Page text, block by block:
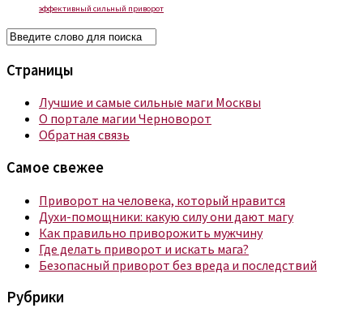
эффективный сильный приворот
Страницы
Лучшие и самые сильные маги Москвы
О портале магии Черноворот
Обратная связь
Самое свежее
Приворот на человека, который нравится
Духи-помощники: какую силу они дают магу
Как правильно приворожить мужчину
Где делать приворот и искать мага?
Безопасный приворот без вреда и последствий
Рубрики